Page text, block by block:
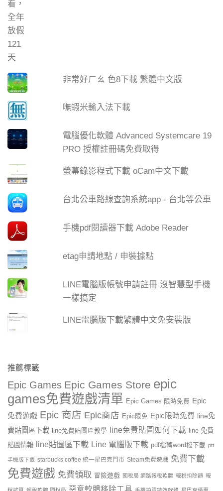
非常好ㄏㄠ 色8下載 繁體中文版
嘸蝦米輸入法下載
電腦優化軟體 Advanced Systemcare 19
PRO 授權註冊碼免費取得
螢幕錄影程式下載 oCam中文下載
台北公車路線查詢系統app - 台北等公車
手機pdf閱讀器下載 Adobe Reader
etag申請地點 / 申裝據點
LINE電腦版帳號申請註冊 沒智慧型手機
一樣搞定
LINE電腦版下載繁體中文免安裝版
推薦標籤
Epic Games Epic Games Store epic
games免費遊戲清單 Epic Games 限時免費 Epic
免費遊戲 Epic 商店 Epic商店 Epic限免 Epic限時免費 line免
費貼圖區下載
line免費貼圖區教學 line免費貼圖如何下載
line 免費
貼圖情報
line貼圖區下載 Line 電腦版下載 pdf檔轉word檔下載 ptt
手機版下載 starbucks coffee 統一星巴克門市 Steam免費遊戲 免費下載
免費遊戲 免費領取 冒險遊戲 國稅局 網路報稅軟體 報稅扣除額 報